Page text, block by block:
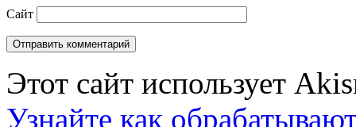
Сайт
Этот сайт использует
Узнайте как